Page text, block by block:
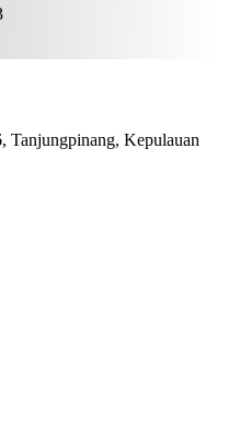
Tanjungpinang, Kepulauan